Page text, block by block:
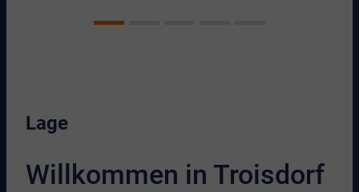
Lage
Willkommen in Troisdorf